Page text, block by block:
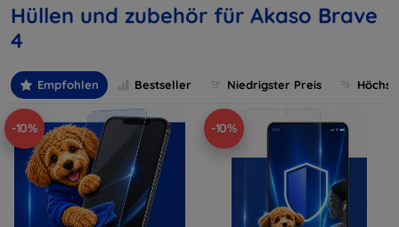
Hüllen und zubehör für Akaso Brave
4
Empfohlen Bestseller Niedrigster Preis
-10% -10%